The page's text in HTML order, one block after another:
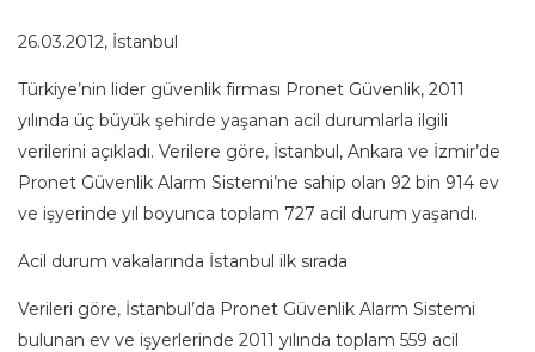
26.03.2012, İstanbul
Türkiye’nin lider güvenlik firması Pronet Güvenlik, 2011
yılında üç büyük şehirde yaşanan acil durumlarla ilgili
verilerini açıkladı. Verilere göre, İstanbul, Ankara ve İzmir’de
Pronet Güvenlik Alarm Sistemi’ne sahip olan 92 bin 914 ev
ve işyerinde yıl boyunca toplam 727 acil durum yaşandı.
Acil durum vakalarında İstanbul ilk sırada
Verileri göre, İstanbul’da Pronet Güvenlik Alarm Sistemi
bulunan ev ve işyerlerinde 2011 yılında toplam 559 acil